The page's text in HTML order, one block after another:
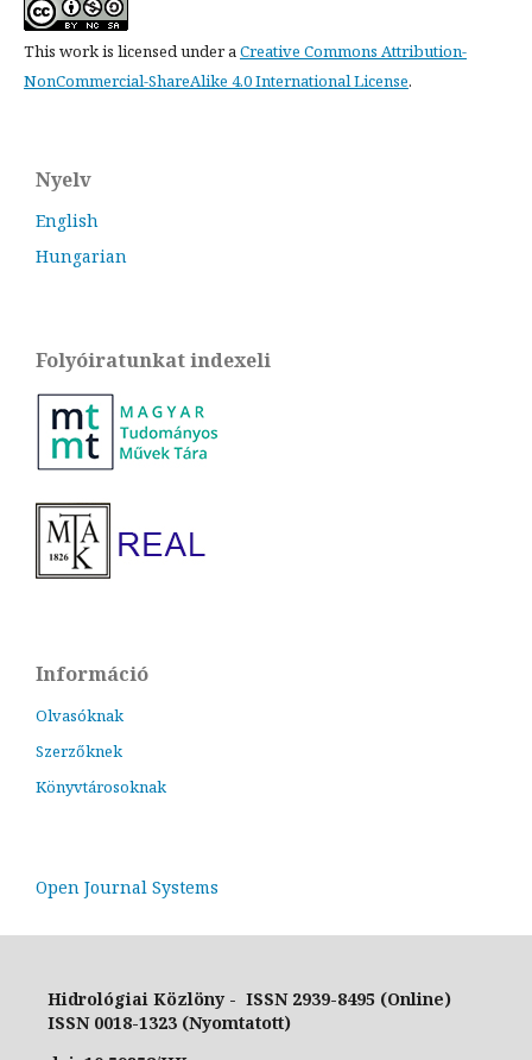
This work is licensed under aCreative Commons Attribution-
NonCommercial-ShareAlike 4.0 International License.
Nyelv
English
Hungarian
Folyóiratunkat indexeli
Információ
Olvasóknak
Szerzőknek
Könyvtárosoknak
Open Journal Systems
Hidrológiai Közlöny - ISSN 2939-8495 (Online)
ISSN 0018-1323 (Nyomtatott)